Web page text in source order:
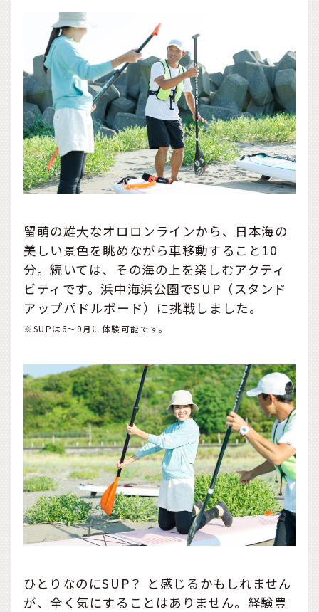
留萌の雄大なオロロンラインから、日本海の
美しい景色を眺めながら車移動すること10
分。続いては、その海の上を楽しむアクティ
ビティです。浜中海浜公園でSUP（スタンド
アップパドルボード）に挑戦しました。
※SUPは6〜9月に体験可能です。
ひとりなのにSUP？ と感じるかもしれません
が、全く気にすることはありません。経験豊